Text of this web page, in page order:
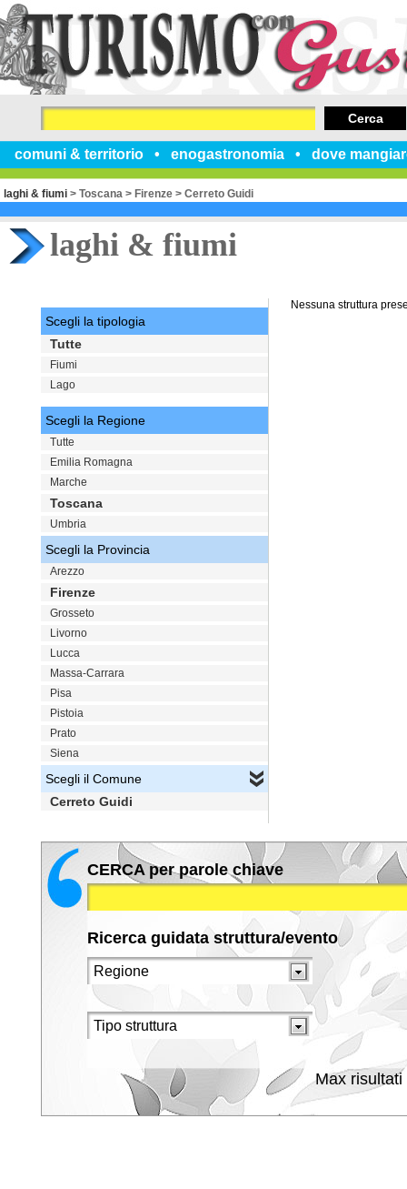
comuni & territorio enogastronomia dove
Cerca
laghi & fiumi > Toscana > Firenze > Cerreto Guidi
laghi & fiumi
Nessuna struttura
Scegli la tipologia
Tutte
Fiumi
Lago
Scegli la Regione
Tutte
Emilia Romagna
Marche
Toscana
Umbria
Scegli la Provincia
Arezzo
Firenze
Grosseto
Livorno
Lucca
Massa-Carrara
Pisa
Pistoia
Prato
Siena
Scegli il Comune
Cerreto Guidi
CERCA per parole chiave
Ricerca guidata struttura/evento
Max risultati